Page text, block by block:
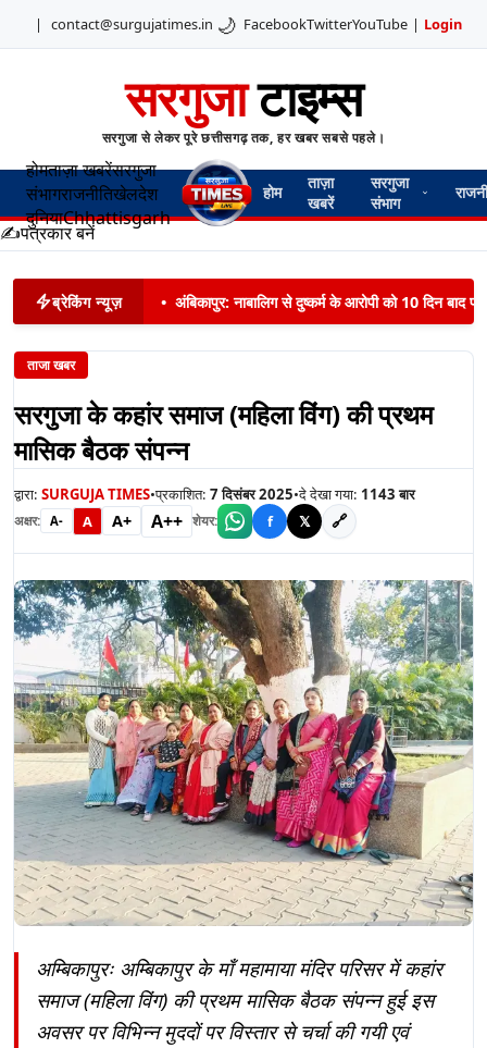
| contact@surgujatimes.in 🌙 FacebookTwitterYouTube | Login
सरगुजाटाइम्स
सरगुजा से लेकर पूरे छत्तीसगढ़ तक, हर खबर सबसे पहले।
होमताज़ा खबरेंसरगुजा
संभागराजनीतिखेलदेश
दुनियाChhattisgarh
होम
ताज़ा
खबरें
सरगुजा
संभाग
✍️पत्रकार बनें
ब्रेकिंग न्यूज़ • अंबिकापुर: नाबालिग से दुष्कर्म के आरोपी को 10 दिन बाद
ताजा खबर
सरगुजा के कहांर समाज (महिला विंग) की प्रथम
मासिक बैठक संपन्न
द्वारा: SURGUJA TIMES•प्रकाशित: 7 दिसंबर 2025•दे देखा गया: 1143बार
अक्षर: A- A A+ A++ शेयर: f 𝕏 🔗
अम्बिकापुरः अम्बिकापुर के माँ महामाया मंदिर परिसर में कहांर
समाज (महिला विंग) की प्रथम मासिक बैठक संपन्न हुई इस
अवसर पर विभिन्न मुददों पर विस्तार से चर्चा की गयी एवं